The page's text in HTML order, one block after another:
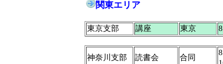
関東エリア
東京支部 講座 東京
神奈川支部 読書会 合同